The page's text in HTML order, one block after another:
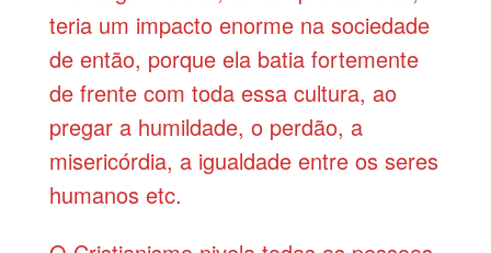
teria um impacto enorme na sociedade
de então, porque ela batia fortemente
de frente com toda essa cultura, ao
pregar a humildade, o perdão, a
misericórdia, a igualdade entre os seres
humanos etc.